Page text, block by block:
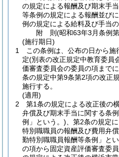
の規定による報酬及び期末手
等条例の規定による報酬並び
例の規定による給料及び手当の
附 則(昭和63年3月条例
(施行期日)
1
この条例は、公布の日から施
定(別表の改正規定中教育委員
価審査委員会の委員の項まで
条の規定中第9条第2項の改正
施行する。
(適用)
2
第1条の規定による改正後の
弁償及び期末手当に関する条例
例」という。) 、第2条の規定
特別職職員の報酬及び費用弁
勤特別職職員報酬等条例」と
の項から固定資産評価審査委